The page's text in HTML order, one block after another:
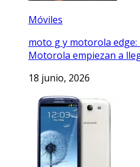
Móviles
moto g y motorola
Motorola empiezan a
18 junio, 2026